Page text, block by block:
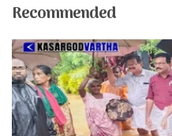
Recommended